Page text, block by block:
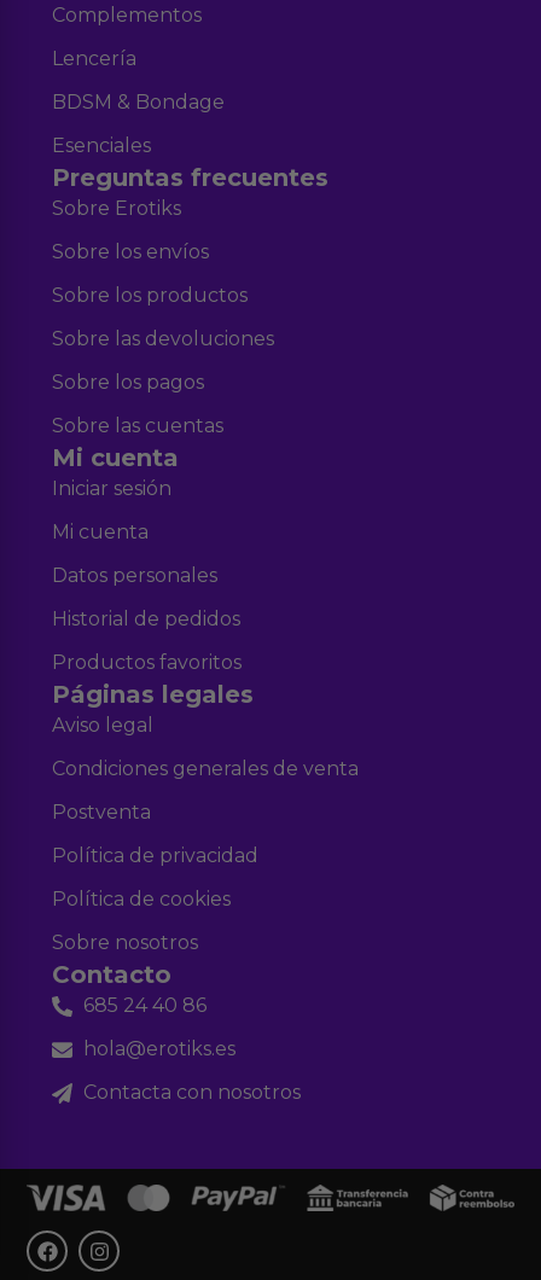
Complementos
Lencería
BDSM & Bondage
Esenciales
Preguntas frecuentes
Sobre Erotiks
Sobre los envíos
Sobre los productos
Sobre las devoluciones
Sobre los pagos
Sobre las cuentas
Mi cuenta
Iniciar sesión
Mi cuenta
Datos personales
Historial de pedidos
Productos favoritos
Páginas legales
Aviso legal
Condiciones generales de venta
Postventa
Política de privacidad
Política de cookies
Sobre nosotros
Contacto
685 24 40 86
hola@erotiks.es
Contacta con nosotros
F
a
I
n